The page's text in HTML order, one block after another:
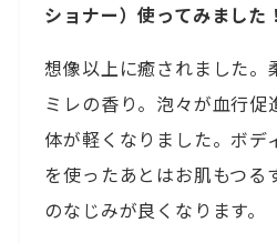
ショナー）使ってみました！
想像以上に癒されました。
ミレの香り。泡々が血行促
体が軽くなりました。ボデ
を使ったあとはお肌もつる
のなじみが良くなります。